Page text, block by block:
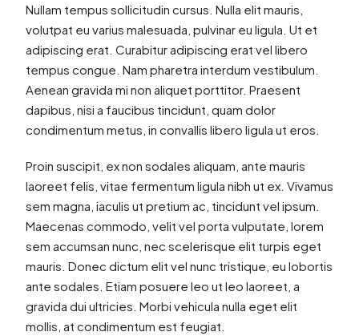
Nullam tempus sollicitudin cursus. Nulla elit mauris,
volutpat eu varius malesuada, pulvinar eu ligula. Ut et
adipiscing erat. Curabitur adipiscing erat vel libero
tempus congue. Nam pharetra interdum vestibulum.
Aenean gravida mi non aliquet porttitor. Praesent
dapibus, nisi a faucibus tincidunt, quam dolor
condimentum metus, in convallis libero ligula ut eros.
Proin suscipit, ex non sodales aliquam, ante mauris
laoreet felis, vitae fermentum ligula nibh ut ex. Vivamus
sem magna, iaculis ut pretium ac, tincidunt vel ipsum.
Maecenas commodo, velit vel porta vulputate, lorem
sem accumsan nunc, nec scelerisque elit turpis eget
mauris. Donec dictum elit vel nunc tristique, eu lobortis
ante sodales. Etiam posuere leo ut leo laoreet, a
gravida dui ultricies. Morbi vehicula nulla eget elit
mollis, at condimentum est feugiat.